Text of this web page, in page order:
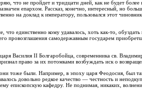
что не пройдет и тридцати дней, как не будет
епархом. Рассказ, конечно, интересный, но
на доклад к императору, пользовался этот
единственно кому удавалось, хоть как-то,
провозглашения самодержавным государем
Василия II Болгаробойца, современника св.
право за их потомками возбуждать иск о
тоже были. Например, в эпоху царя Феодосия, был
довольно редкое качество — честность и
епископскую кафедру. Не поднимая, никаких,